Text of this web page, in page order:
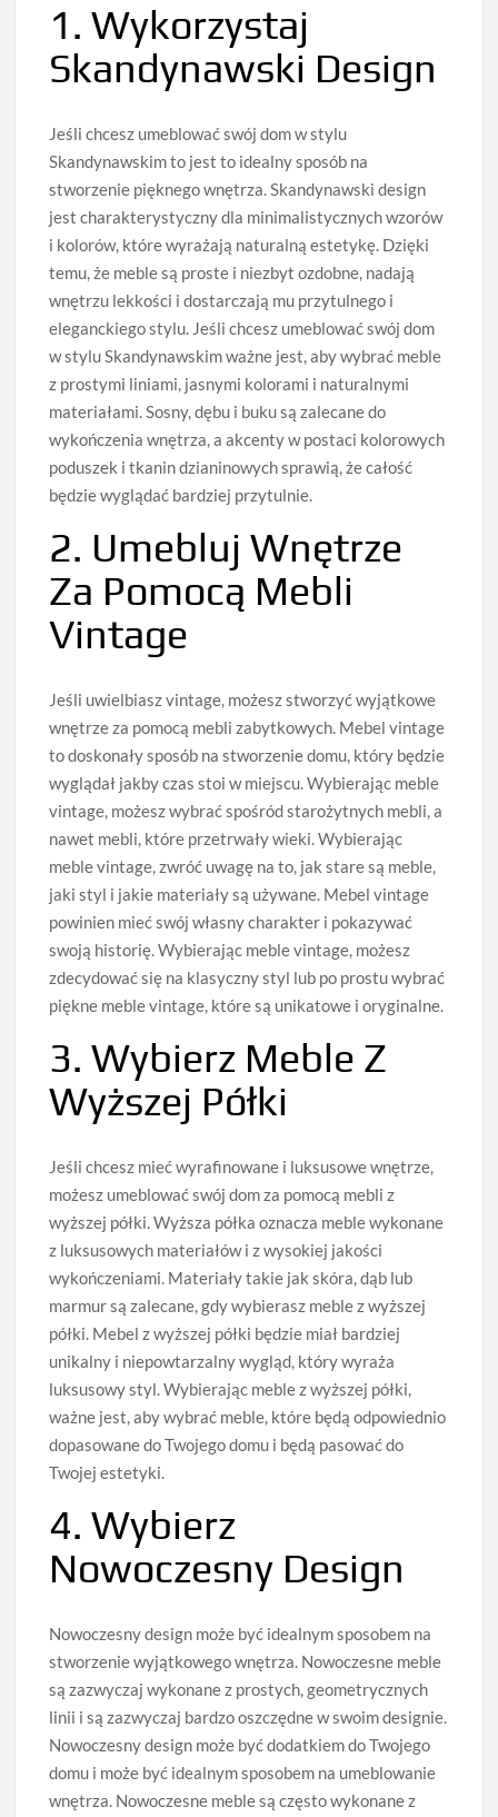
1. Wykorzystaj
Skandynawski Design
Jeśli chcesz umeblować swój dom w stylu
Skandynawskim to jest to idealny sposób na
stworzenie pięknego wnętrza. Skandynawski design
jest charakterystyczny dla minimalistycznych wzorów
i kolorów, które wyrażają naturalną estetykę. Dzięki
temu, że meble są proste i niezbyt ozdobne, nadają
wnętrzu lekkości i dostarczają mu przytulnego i
eleganckiego stylu. Jeśli chcesz umeblować swój dom
w stylu Skandynawskim ważne jest, aby wybrać meble
z prostymi liniami, jasnymi kolorami i naturalnymi
materiałami. Sosny, dębu i buku są zalecane do
wykończenia wnętrza, a akcenty w postaci kolorowych
poduszek i tkanin dzianinowych sprawią, że całość
będzie wyglądać bardziej przytulnie.
2. Umebluj Wnętrze
Za Pomocą Mebli
Vintage
Jeśli uwielbiasz vintage, możesz stworzyć wyjątkowe
wnętrze za pomocą mebli zabytkowych. Mebel vintage
to doskonały sposób na stworzenie domu, który będzie
wyglądał jakby czas stoi w miejscu. Wybierając meble
vintage, możesz wybrać spośród starożytnych mebli, a
nawet mebli, które przetrwały wieki. Wybierając
meble vintage, zwróć uwagę na to, jak stare są meble,
jaki styl i jakie materiały są używane. Mebel vintage
powinien mieć swój własny charakter i pokazywać
swoją historię. Wybierając meble vintage, możesz
zdecydować się na klasyczny styl lub po prostu wybrać
piękne meble vintage, które są unikatowe i oryginalne.
3. Wybierz Meble Z
Wyższej Półki
Jeśli chcesz mieć wyrafinowane i luksusowe wnętrze,
możesz umeblować swój dom za pomocą mebli z
wyższej półki. Wyższa półka oznacza meble wykonane
z luksusowych materiałów i z wysokiej jakości
wykończeniami. Materiały takie jak skóra, dąb lub
marmur są zalecane, gdy wybierasz meble z wyższej
półki. Mebel z wyższej półki będzie miał bardziej
unikalny i niepowtarzalny wygląd, który wyraża
luksusowy styl. Wybierając meble z wyższej półki,
ważne jest, aby wybrać meble, które będą odpowiednio
dopasowane do Twojego domu i będą pasować do
Twojej estetyki.
4. Wybierz
Nowoczesny Design
Nowoczesny design może być idealnym sposobem na
stworzenie wyjątkowego wnętrza. Nowoczesne meble
są zazwyczaj wykonane z prostych, geometrycznych
linii i są zazwyczaj bardzo oszczędne w swoim designie.
Nowoczesny design może być dodatkiem do Twojego
domu i może być idealnym sposobem na umeblowanie
wnętrza. Nowoczesne meble są często wykonane z